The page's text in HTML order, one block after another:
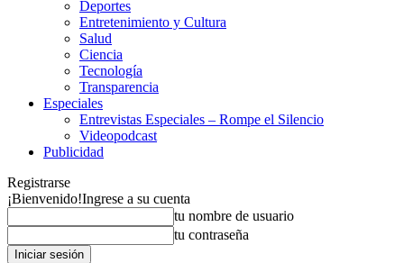
Deportes
Entretenimiento y Cultura
Salud
Ciencia
Tecnología
Transparencia
Especiales
Entrevistas Especiales – Rompe el Silencio
Videopodcast
Publicidad
Registrarse
¡Bienvenido!Ingrese a su cuenta
tu nombre de usuario
tu contraseña